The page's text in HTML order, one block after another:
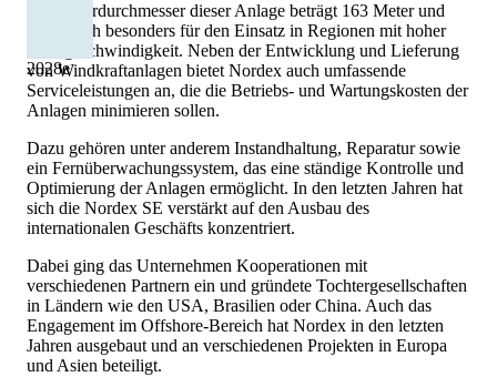
2028e
Der Rotordurchmesser dieser Anlage beträgt 163 Meter und
eignet sich besonders für den Einsatz in Regionen mit hoher
Windgeschwindigkeit. Neben der Entwicklung und Lieferung
von Windkraftanlagen bietet Nordex auch umfassende
Serviceleistungen an, die die Betriebs- und Wartungskosten der
Anlagen minimieren sollen.
Dazu gehören unter anderem Instandhaltung, Reparatur sowie
ein Fernüberwachungssystem, das eine ständige Kontrolle und
Optimierung der Anlagen ermöglicht. In den letzten Jahren hat
sich die Nordex SE verstärkt auf den Ausbau des
internationalen Geschäfts konzentriert.
Dabei ging das Unternehmen Kooperationen mit
verschiedenen Partnern ein und gründete Tochtergesellschaften
in Ländern wie den USA, Brasilien oder China. Auch das
Engagement im Offshore-Bereich hat Nordex in den letzten
Jahren ausgebaut und an verschiedenen Projekten in Europa
und Asien beteiligt.